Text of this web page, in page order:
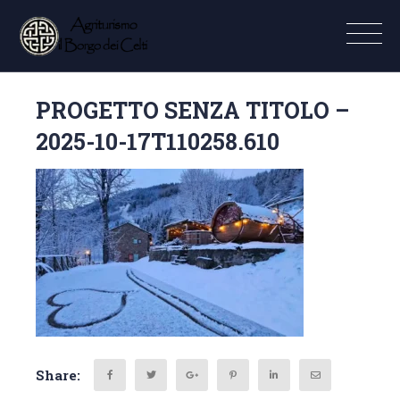
PROGETTO SENZA TITOLO –
2025-10-17T110258.610
Share: